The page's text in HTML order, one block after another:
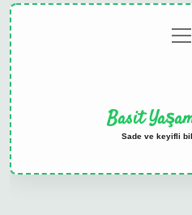
aç
Basit
Sade ve keyifli